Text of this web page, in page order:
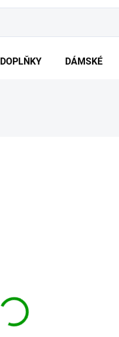
DOPLŇKY DÁMSKÉ